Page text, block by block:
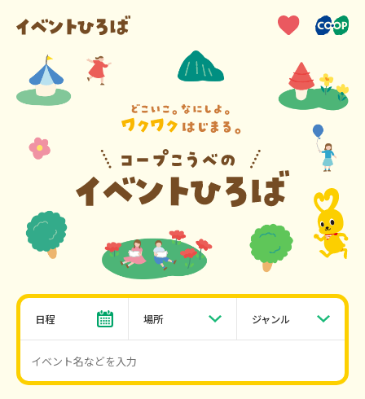
日程 場所 ジャンル